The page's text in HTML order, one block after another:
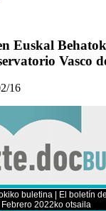
Euskal
Vasco
16
buletina | El boletín
2022ko otsaila